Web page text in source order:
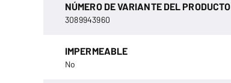
NÚMERO DE VARIANTE DEL PRODUCTO
3089943960
IMPERMEABLE
No